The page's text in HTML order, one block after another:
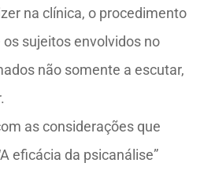
na clínica, o procedimento
sujeitos envolvidos no
não somente a escutar,
as considerações que
eficácia da psicanálise”